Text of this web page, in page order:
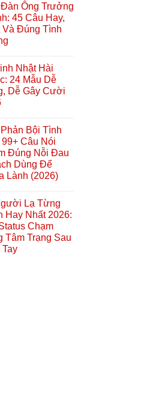
Ông Trưởng
45 Câu Hay,
Và Đúng Tình
Nhật Hài
24 Mẫu Dễ
Dễ Gây Cười
Bội Tình
Câu Nói
Đúng Nỗi Đau
Dùng Để
Lành (2026)
Lạ Từng
Hay Nhất 2026:
Chạm
Tâm Trạng Sau